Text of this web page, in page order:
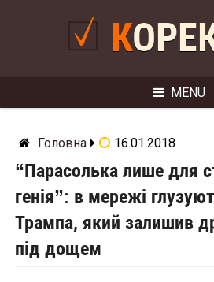
MENU
Головна 16.01.2018
“Парасолька лише для
генія”: в мережі
Трампа, який залишив
під дощем